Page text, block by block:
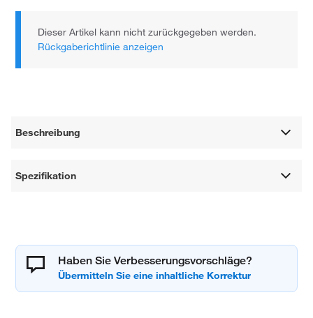
Dieser Artikel kann nicht zurückgegeben werden.
Rückgaberichtlinie anzeigen
Beschreibung
Spezifikation
Haben Sie Verbesserungsvorschläge?